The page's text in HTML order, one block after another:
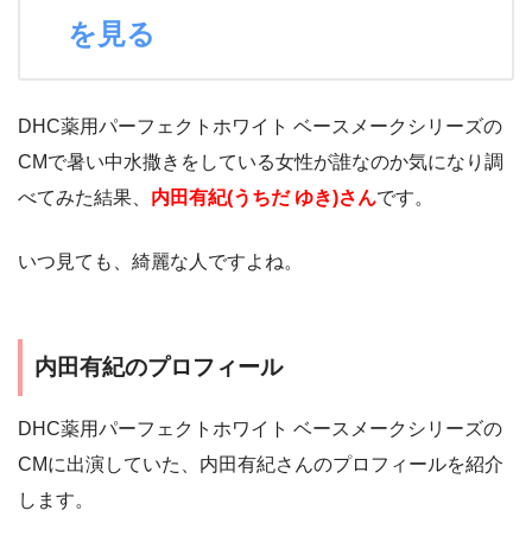
を見る
DHC薬用パーフェクトホワイト ベースメークシリーズの
CMで暑い中水撒きをしている女性が誰なのか気になり調
べてみた結果、 内田有紀(うちだ ゆき)さんです。
いつ見ても、綺麗な人ですよね。
内田有紀のプロフィール
DHC薬用パーフェクトホワイト ベースメークシリーズの
CMに出演していた、内田有紀さんのプロフィールを紹介
します。